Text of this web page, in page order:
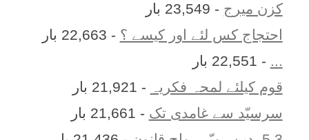
کزن ميرج - 23,549 بار
احتجاج کس لئے اور کیسے ؟ - 22,663 بار
... - 22,551 بار
قوم کیلئے لمحہ فکریہ
- 21,921 بار
سرسیّد سے غامدی تک - 21,661 بار